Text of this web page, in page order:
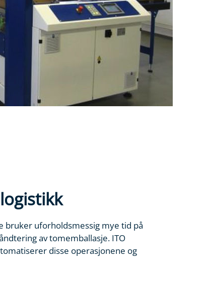
bruker uforholdsmessig mye tid på
av tomemballasje. ITO
disse operasjonene og